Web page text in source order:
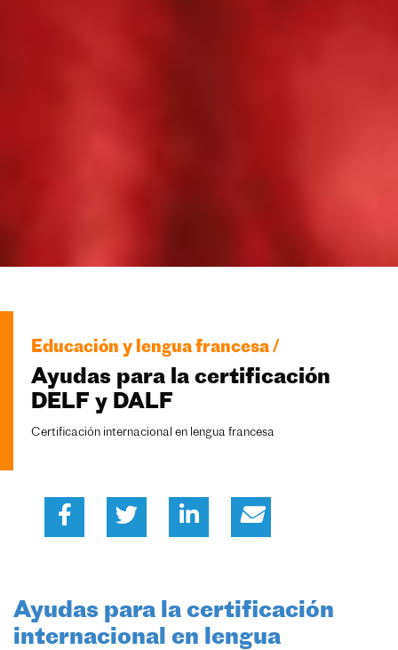
Educación y lengua francesa /
Ayudas para la certificación
DELF y DALF
Certificación internacional en lengua francesa
Ayudas para la certificación
internacional en lengua